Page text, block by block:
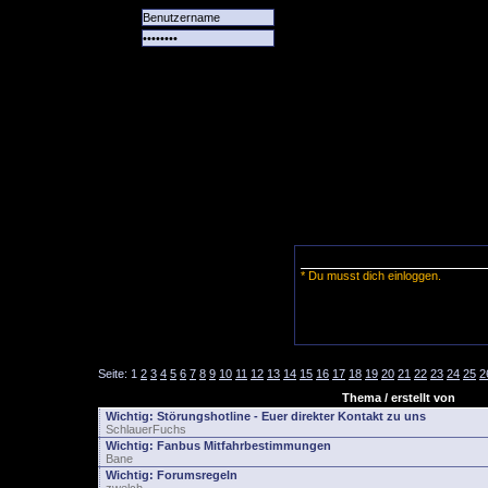
* Du musst dich einloggen.
Seite: 1 2 3 4 5 6 7 8 9 10 11 12 13 14 15 16 17 18 19 20 21 22 23 24 25
Thema / erstellt von
Wichtig: Störungshotline - Euer direkter Kontakt zu uns
SchlauerFuchs
Wichtig: Fanbus Mitfahrbestimmungen
Bane
Wichtig: Forumsregeln